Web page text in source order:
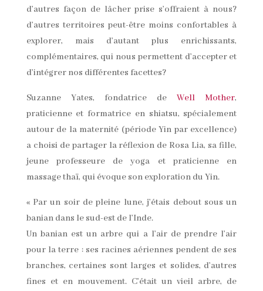
d’autres façon de lâcher prise s’offraient à nous?
d’autres territoires peut-être moins confortables à
explorer, mais d’autant plus enrichissants,
complémentaires, qui nous permettent d’accepter et
d’intégrer nos différentes facettes?
Suzanne Yates, fondatrice deWell Mother,
praticienne et formatrice en shiatsu, spécialement
autour de la maternité (période Yin par excellence)
a choisi de partager la réflexion de Rosa Lia, sa fille,
jeune professeure de yoga et praticienne en
massage thaï, qui évoque son exploration du Yin.
« Par un soir de pleine lune, j’étais debout sous un
banian dans le sud-est de l’Inde.
Un banian est un arbre qui a l’air de prendre l’air
pour la terre : ses racines aériennes pendent de ses
branches, certaines sont larges et solides, d’autres
fines et en mouvement. C’était un vieil arbre, de